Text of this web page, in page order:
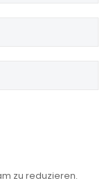
zu reduzieren.